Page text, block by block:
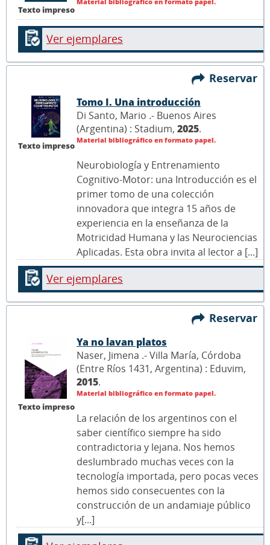
Texto impreso
Ver ejemplares
Reservar
Texto impreso
Tomo I. Una introducción
Di Santo, Mario .- Buenos Aires
(Argentina) : Stadium, 2025.
Material bibliográfico en formato papel.
Neurobiología y Entrenamiento
Cognitivo-Motor: una Introducción es el
primer tomo de una colección
innovadora que integra 15 años de
experiencia en la enseñanza de la
Motricidad Humana y las Neurociencias
Aplicadas. Esta obra invita al lector a [...]
Ver ejemplares
Reservar
Texto impreso
Ya no lavan platos
Naser, Jimena .- Villa María, Córdoba
(Entre Ríos 1431, Argentina) : Eduvim,
2015.
Material bibliográfico en formato papel.
La relación de los argentinos con el
saber científico siempre ha sido
contradictoria y lejana. Nos hemos
deslumbrado muchas veces con la
tecnología importada, pero pocas veces
hemos sido consecuentes con la
construcción de un andamiaje público
y[...]